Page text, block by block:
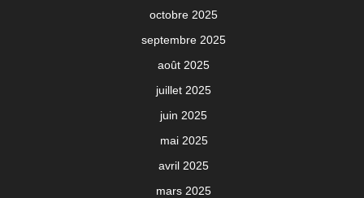
octobre 2025
septembre 2025
août 2025
juillet 2025
juin 2025
mai 2025
avril 2025
mars 2025